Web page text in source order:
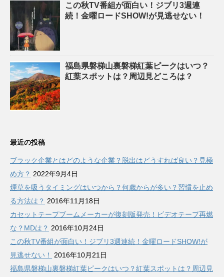
この秋TV番組が面白い！ジブリ3週連
続！金曜ロードSHOW!が見逃せない！
福島県磐梯山裏磐梯紅葉ピークはいつ？
紅葉スポットは？周辺見どころは？
最近の投稿
ブラック企業とはどのような企業？脱出はどうすれば良い？見極
め方？ 2022年9月4日
煙草を吸うタイミングはいつから？何歳からが多い？習慣を止め
る方法は？ 2016年11月18日
カセットテープブームメーカーが復刻版発売！ビデオテープ再燃
な？MDは？ 2016年10月24日
この秋TV番組が面白い！ジブリ3週連続！金曜ロードSHOW!が
見逃せない！
2016年10月21日
福島県磐梯山裏磐梯紅葉ピークはいつ？紅葉スポットは？周辺見